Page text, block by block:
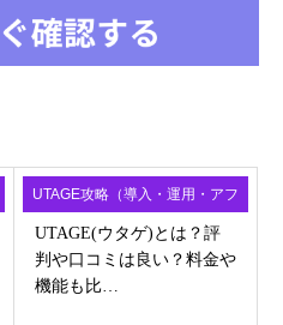
UTAGE攻略（導入・運用・アフ
ィ）
UTAGE(ウタゲ)とは？評
判や口コミは良い？料金や
機能も比…